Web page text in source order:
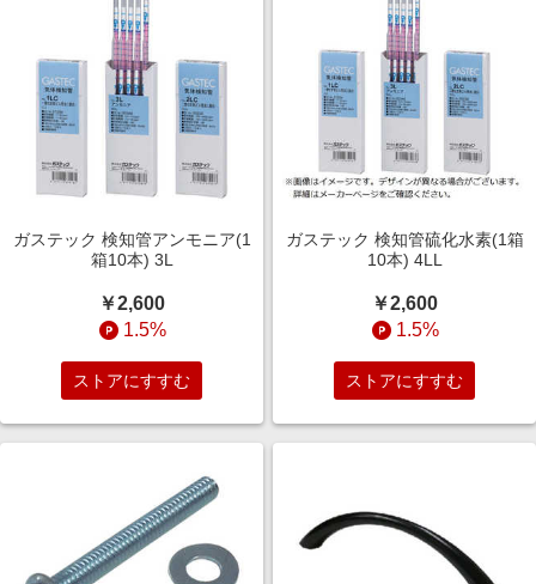
ガステック 検知管アンモニア(1
箱10本) 3L
￥2,600
1.5%
ストアにすすむ
ガステック 検知管硫化水素(1箱
10本) 4LL
￥2,600
1.5%
ストアにすすむ